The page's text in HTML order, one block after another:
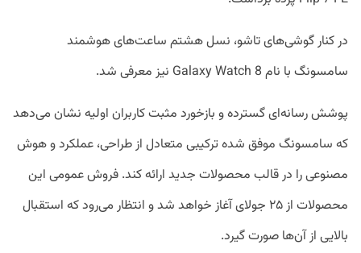
در کنار گوشی‌های تاشو، نسل هشتم ساعت‌های هوشمند
سامسونگ با نام Galaxy Watch 8 نیز معرفی شد.
پوشش رسانه‌ای گسترده و بازخورد مثبت کاربران اولیه نشان می‌دهد
که سامسونگ موفق شده ترکیبی متعادل از طراحی، عملکرد و هوش
مصنوعی را در قالب محصولات جدید ارائه کند. فروش عمومی این
محصولات از ۲۵ جولای آغاز خواهد شد و انتظار می‌رود که استقبال
بالایی از آن‌ها صورت گیرد.